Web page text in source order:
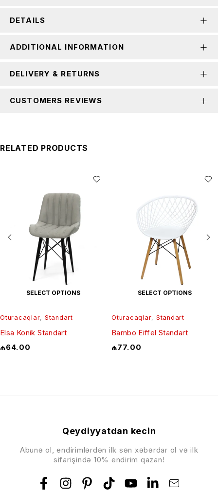
DETAILS
ADDITIONAL INFORMATION
DELIVERY & RETURNS
CUSTOMERS REVIEWS
RELATED PRODUCTS
SELECT OPTIONS
Oturacaqlar, Standart
Elsa Konik Standart
₼64.00
SELECT OPTIONS
Oturacaqlar, Standart
Bambo Eiffel Standart
₼77.00
Qeydiyyatdan kecin
Abunə ol, endirimlərdən ilk sən xəbərdar ol və ilk
sifarişində 10% endirim qazan!